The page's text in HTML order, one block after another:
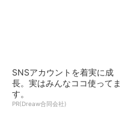
SNSアカウントを着実に成
長。実はみんなココ使ってま
す。
PR(Dreaw合同会社)